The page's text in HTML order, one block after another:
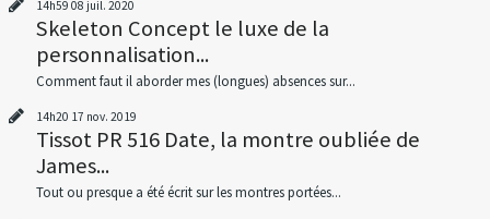
14h59 08 juil. 2020
Skeleton Concept le luxe de la
personnalisation...
Comment faut il aborder mes (longues) absences sur...
14h20 17 nov. 2019
Tissot PR 516 Date, la montre oubliée de
James...
Tout ou presque a été écrit sur les montres portées...